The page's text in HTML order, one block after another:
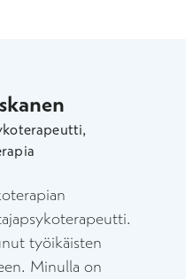
työikäisten
Minulla on